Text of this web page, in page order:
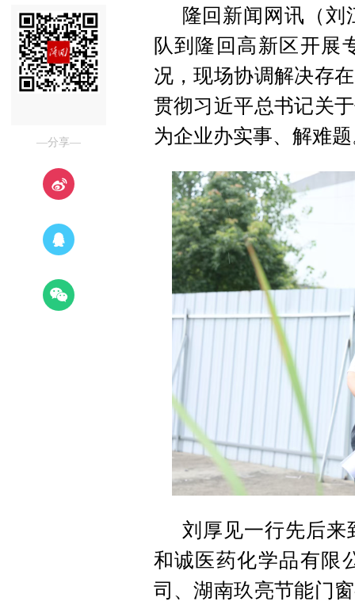
—分享—
隆回新闻网讯（
队到隆回高新区开展
况，现场协调解决存
贯彻习近平总书记关
为企业办实事、解难
刘厚见一行先后来
和诚医药化学品有限
司、湖南玖亮节能门